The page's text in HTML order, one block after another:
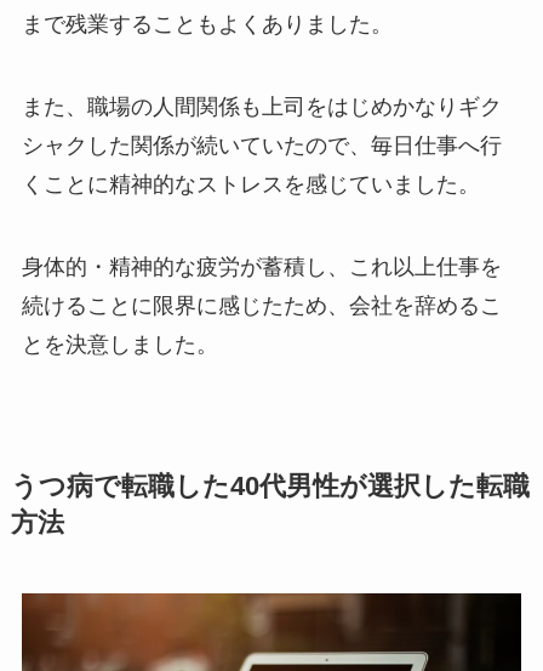
まで残業することもよくありました。
また、職場の人間関係も上司をはじめかなりギク
シャクした関係が続いていたので、毎日仕事へ行
くことに精神的なストレスを感じていました。
身体的・精神的な疲労が蓄積し、これ以上仕事を
続けることに限界に感じたため、会社を辞めるこ
とを決意しました。
うつ病で転職した40代男性が選択した転職
方法